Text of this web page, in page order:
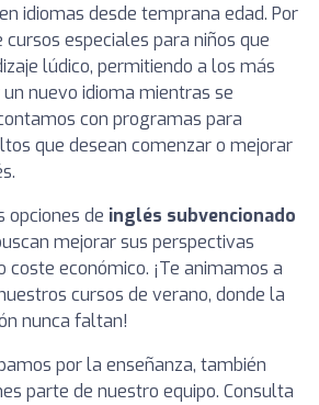
idiomas desde temprana edad. Por
especiales para niños que
lúdico, permitiendo a los más
nuevo idioma mientras se
con programas para
que desean comenzar o mejorar
opciones de inglés subvencionado
mejorar sus perspectivas
económico. ¡Te animamos a
cursos de verano, donde la
nunca faltan!
por la enseñanza, también
parte de nuestro equipo. Consulta